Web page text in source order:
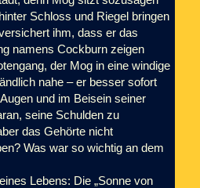
Schloss und Riegel bringen
ihm, dass er das
namens Cockburn zeigen
der Mog in eine windige
nahe – er besser sofort
und im Beisein seiner
seine Schulden zu
das Gehörte nicht
Was war so wichtig an dem
Lebens: Die „Sonne von